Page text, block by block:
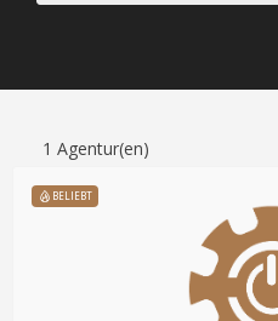
1 Agentur(en)
BELIEBT